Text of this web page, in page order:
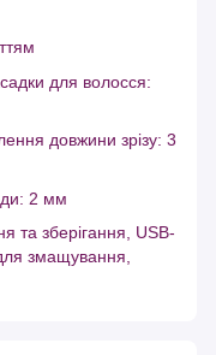
для волосся:
довжини зрізу: 3
2 мм
та зберігання, USB-
змащування,